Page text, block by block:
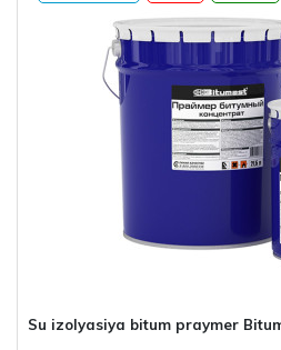
Su izolyasiya bitum praymer